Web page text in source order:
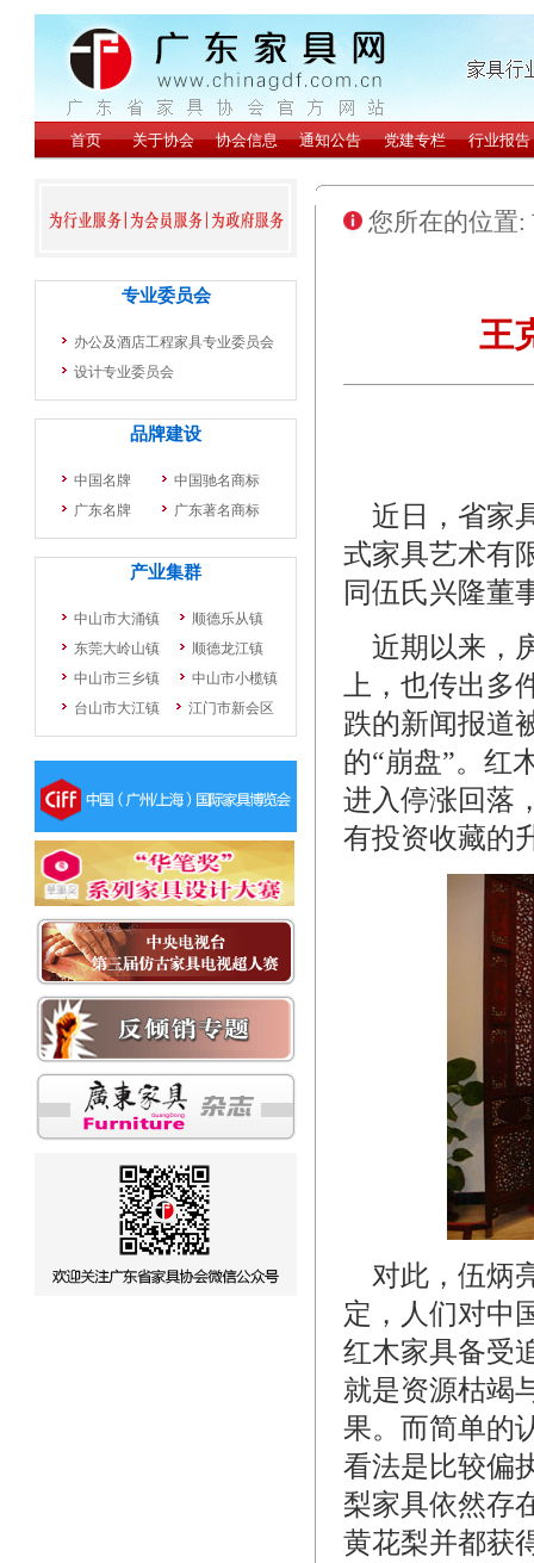
您所在的位置:
王
近日，省家
式家具艺术有
同伍氏兴隆董
近期以来，
上，也传出
跌的新闻报道
的“崩盘”。红
进入停涨回落
有投资收藏的
对此，伍炳
定，人们对中
红木家具备受
就是资源枯竭
果。而简单的
看法是比较偏
梨家具依然存
黄花梨并都获